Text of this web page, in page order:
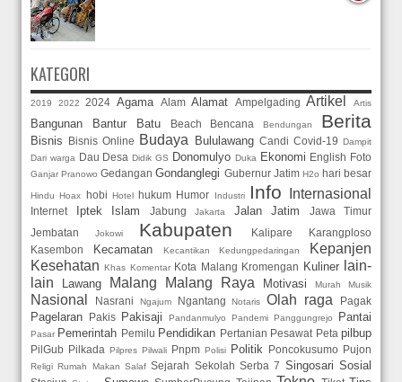
KATEGORI
2019 2022 2024 Agama Alam Alamat Ampelgading Artikel Artis
Bangunan Bantur Batu Beach Bencana Bendungan Berita
Bisnis Bisnis Online Budaya Bululawang Candi Covid-19 Dampit
Dari warga Dau Desa Didik GS Donomulyo Duka Ekonomi English Foto
Ganjar Pranowo Gedangan Gondanglegi Gubernur Jatim H2o hari besar
Hindu Hoax hobi Hotel hukum Humor Industri Info Internasional
Internet Iptek Islam Jabung Jakarta Jalan Jatim
Jawa Timur
Jembatan
Jokowi Kabupaten Kalipare
Karangploso
Kasembon
Kecamatan Kecantikan Kedungpedaringan
Kepanjen
Kesehatan Khas Komentar Kota Malang Kromengan Kuliner
lain-
lain
Lawang Malang Malang Raya Motivasi Murah Musik
Nasional Nasrani Ngajum Ngantang Notaris Olah raga Pagak
Pagelaran Pakis Pakisaji Pandanmulyo Pandemi Panggungrejo Pantai
Pasar Pemerintah Pemilu Pendidikan Pertanian Pesawat Peta pilbup
PilGub Pilkada Pilpres Pilwali Pnpm Polisi Politik Poncokusumo Pujon
Religi Rumah Makan Salaf Sejarah Sekolah Serba 7 Singosari Sosial